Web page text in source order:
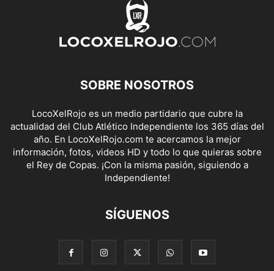
SOBRE NOSOTROS
LocoXelRojo es un medio partidario que cubre la
actualidad del Club Atlético Independiente los 365 días del
año. En LocoXelRojo.com te acercamos la mejor
información, fotos, videos HD y todo lo que quieras sobre
el Rey de Copas. ¡Con la misma pasión, siguiendo a
Independiente!
SÍGUENOS